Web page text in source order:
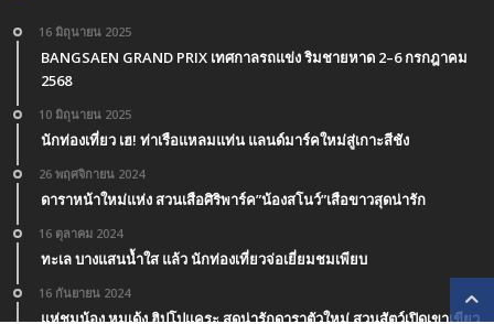
16 มิถุนายน 2025
BANGSAEN GRAND PRIX เทศกาลรถแข่ง ริมชายหาด 2–6 กรกฎาคม
2568
10 มิถุนายน 2025
นักท่องเที่ยว เฮ! ท่าเรือแหลมแท่น แลนด์มาร์คใหม่สู่เกาะสีชัง
26 พฤศจิกายน 2024
ดาราหน้าใหม่แห่ง สวนเสือศิริพาร์ค”น้องสโนว์”เสือขาวสุดน่ารัก
16 ตุลาคม 2024
ทะเล บางแสนน้ำใส แล้ว นักท่องเที่ยวจ่อเยี่ยมชมเพียบ
16 กันยายน 2024
แห่ชมน้อง หมูเด้ง ฮิปโปแคระ สุดน่ารักดาราตัวใหม่ สวนสัตว์เปิดเขาเขียว